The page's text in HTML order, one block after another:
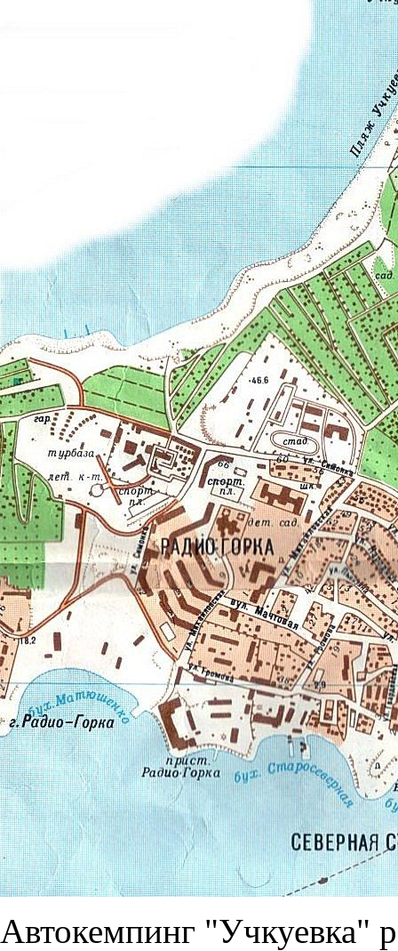
Автокемпинг "Учкуевка"